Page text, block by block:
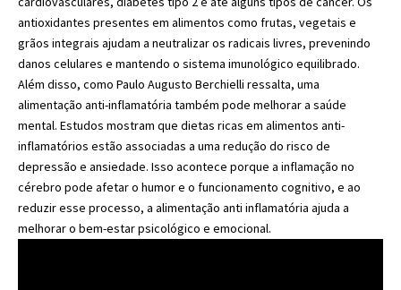
antioxidantes presentes em alimentos como frutas, vegetais e
grãos integrais ajudam a neutralizar os radicais livres, prevenindo
danos celulares e mantendo o sistema imunológico equilibrado.
Além disso, como Paulo Augusto Berchielli ressalta, uma
alimentação anti-inflamatória também pode melhorar a saúde
mental. Estudos mostram que dietas ricas em alimentos anti-
inflamatórios estão associadas a uma redução do risco de
depressão e ansiedade. Isso acontece porque a inflamação no
cérebro pode afetar o humor e o funcionamento cognitivo, e ao
reduzir esse processo, a alimentação anti inflamatória ajuda a
melhorar o bem-estar psicológico e emocional.